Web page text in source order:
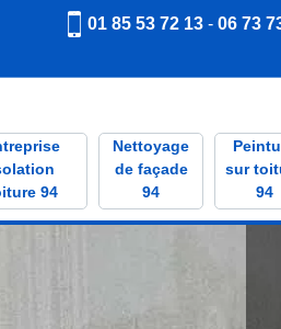
01 85 53 72 13 - 06 73
94
Nettoyage
de façade
94
sur
94